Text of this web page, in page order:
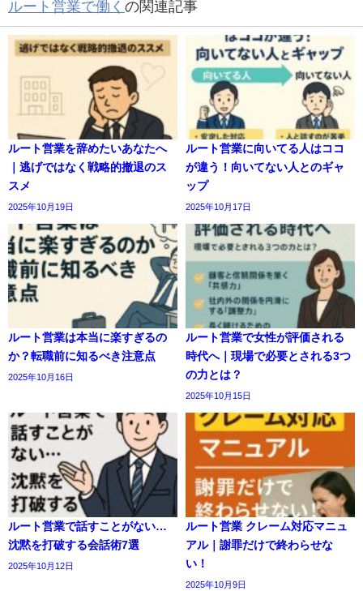
ルート営業で働く の関連記事
ルート営業を辞めたいあなたへ
｜逃げではなく戦略的撤退のス
スメ
2025年10月19日
ルート営業に向いてる人はココ
が違う！向いてない人とのギャ
ップ
2025年10月17日
ルート営業は本当に楽すぎるの
か？転職前に知るべき注意点
2025年10月16日
ルート営業で女性が評価される
時代へ｜現場で必要とされる3つ
の力とは？
2025年10月15日
ルート営業で話すことがない…
沈黙を打破する会話術7選
2025年10月12日
ルート営業 クレーム対応マニュ
アル｜謝罪だけで終わらせな
い！
2025年10月9日